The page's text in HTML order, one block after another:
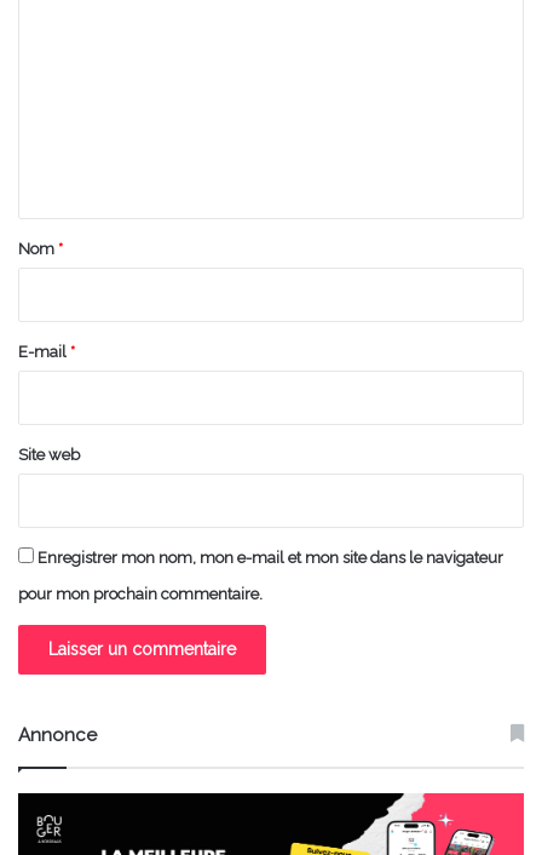
a
e
Nom *
E-mail *
Site web
Enregistrer mon nom, mon e-mail et mon site dans le navigateur
pour mon prochain commentaire.
Annonce